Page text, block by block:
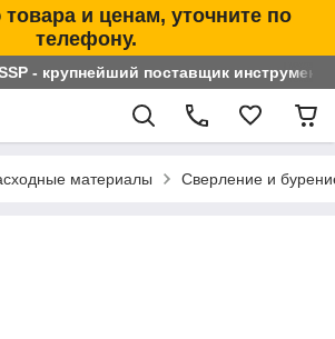
и ценам, уточните по
телефону.
- крупнейший поставщик
материалы Сверление и